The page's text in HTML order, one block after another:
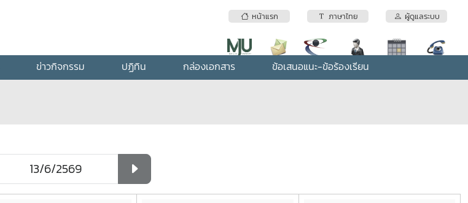
หน้าแรก ภาษาไทย ผู้ดูแลระบบ
ข่าวกิจกรรม ปฏิทิน กล่องเอกสาร ข้อเสนอแนะ-ข้อร้องเรียน